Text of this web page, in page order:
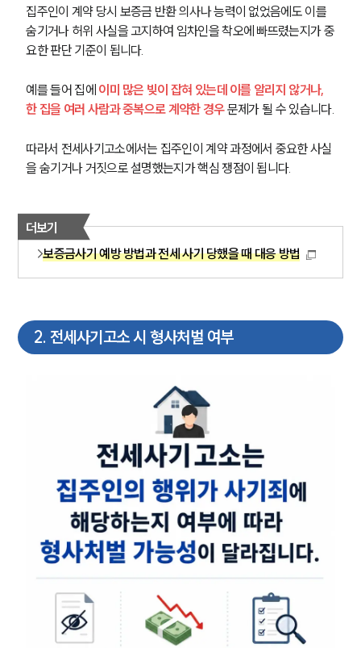
집주인이 계약 당시 보증금 반환 의사나 능력이 없었음에도 이를
숨기거나 허위 사실을 고지하여 임차인을 착오에 빠뜨렸는지가 중
요한 판단 기준이 됩니다.
예를 들어 집에 이미 많은 빚이 잡혀 있는데 이를 알리지 않거나,
한 집을 여러 사람과 중복으로 계약한 경우문제가 될 수 있습니다.
따라서 전세사기고소에서는 집주인이 계약 과정에서 중요한 사실
을 숨기거나 거짓으로 설명했는지가 핵심 쟁점이 됩니다.
더보기
보증금사기 예방 방법과 전세 사기 당했을 때 대응 방법
2. 전세사기고소 시 형사처벌 여부